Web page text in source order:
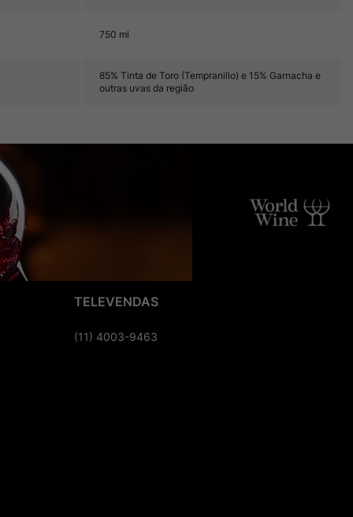
750 ml
85% Tinta de Toro (Tempranillo) e 15% Garnacha e
outras uvas da região
TELEVENDAS
(11) 4003-9463